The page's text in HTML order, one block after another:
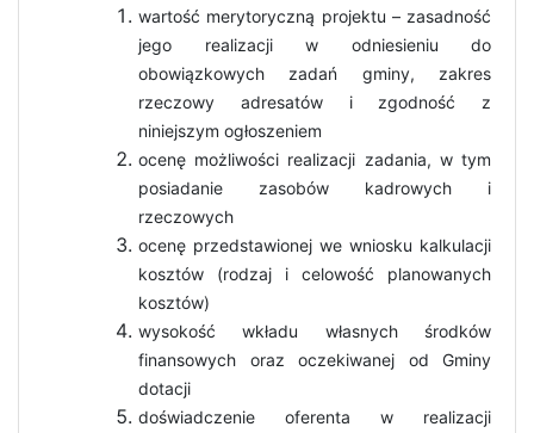
wartość merytoryczną projektu – zasadność
jego realizacji w odniesieniu do
obowiązkowych zadań gminy, zakres
rzeczowy adresatów i zgodność z
niniejszym ogłoszeniem
ocenę możliwości realizacji zadania, w tym
posiadanie zasobów kadrowych i
rzeczowych
ocenę przedstawionej we wniosku kalkulacji
kosztów (rodzaj i celowość planowanych
kosztów)
wysokość wkładu własnych środków
finansowych oraz oczekiwanej od Gminy
dotacji
doświadczenie oferenta w realizacji